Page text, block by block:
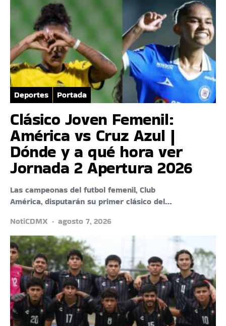
Deportes Portada
Clásico Joven Femenil:
América vs Cruz Azul |
Dónde y a qué hora ver
Jornada 2 Apertura 2026
Las campeonas del futbol femenil, Club
América, disputarán su primer clásico del…
NotiCDMX
agosto 7, 2026